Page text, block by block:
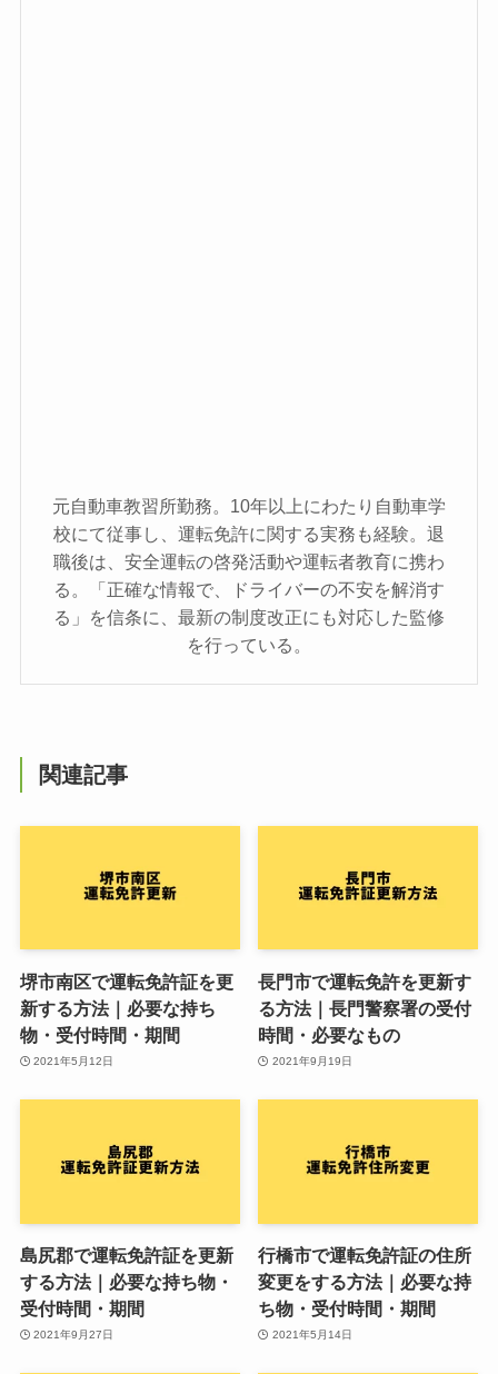
元自動車教習所勤務。10年以上にわたり自動車学
校にて従事し、運転免許に関する実務も経験。退
職後は、安全運転の啓発活動や運転者教育に携わ
る。「正確な情報で、ドライバーの不安を解消す
る」を信条に、最新の制度改正にも対応した監修
を行っている。
関連記事
堺市南区で運転免許証を更
新する方法｜必要な持ち
物・受付時間・期間
2021年5月12日
長門市で運転免許を更新す
る方法｜長門警察署の受付
時間・必要なもの
2021年9月19日
島尻郡で運転免許証を更新
する方法｜必要な持ち物・
受付時間・期間
2021年9月27日
行橋市で運転免許証の住所
変更をする方法｜必要な持
ち物・受付時間・期間
2021年5月14日